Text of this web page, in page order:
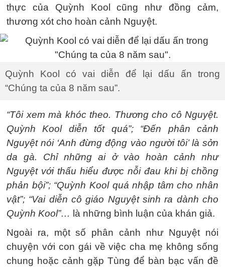
thực của Quỳnh Kool cũng như đồng cảm,
thương xót cho hoàn cảnh Nguyệt.
Quỳnh Kool có vai diễn để lại dấu ấn trong
“Chúng ta của 8 năm sau”.
“Tôi xem mà khóc theo. Thương cho cô Nguyệt.
Quỳnh Kool diễn tốt quá”; “Đến phân cảnh
Nguyệt nói ‘Anh đừng động vào người tôi’ là sởn
da gà. Chỉ những ai ở vào hoàn cảnh như
Nguyệt với thấu hiểu được nỗi đau khi bị chồng
phản bội”; “Quỳnh Kool quá nhập tâm cho nhân
vật”; “Vai diễn cô giáo Nguyệt sinh ra dành cho
Quỳnh Kool”… là những bình luận của khán giả.
Ngoài ra, một số phân cảnh như Nguyệt nói
chuyện với con gái về việc cha mẹ không sống
chung hoặc cảnh gặp Tùng để bàn bạc vấn đề